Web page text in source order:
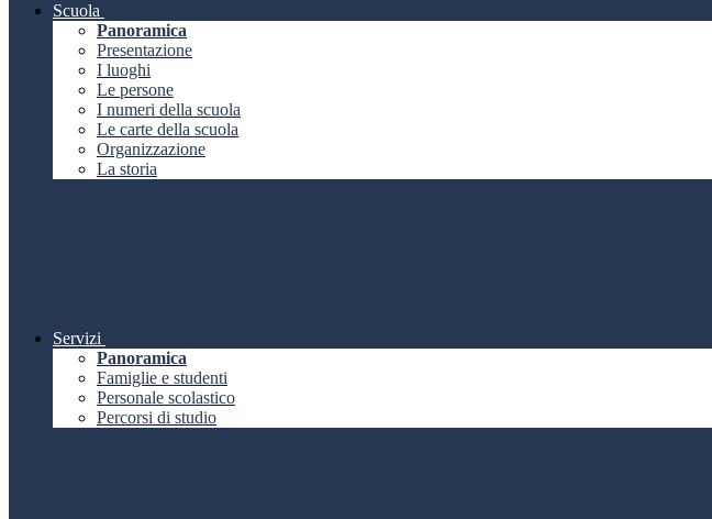
Scuola
Panoramica
Presentazione
I luoghi
Le persone
I numeri della scuola
Le carte della scuola
Organizzazione
La storia
Servizi
Panoramica
Famiglie e studenti
Personale scolastico
Percorsi di studio